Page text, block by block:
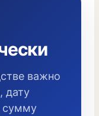
важно
дату
сумму